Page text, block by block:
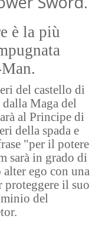
è la più
del castello di
Maga del
al Principe di
della spada e
"per il potere
sarà in grado di
alter ego con una
proteggere il suo
del
.